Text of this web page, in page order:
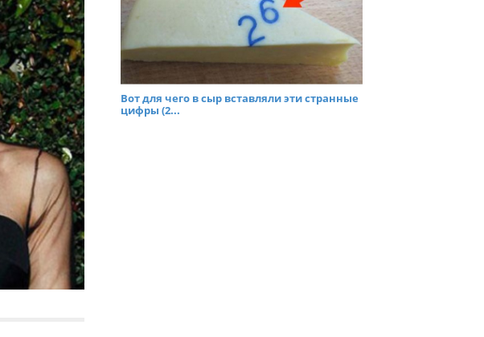
Вот для чего в сыр вставляли эти странные
цифры (2...